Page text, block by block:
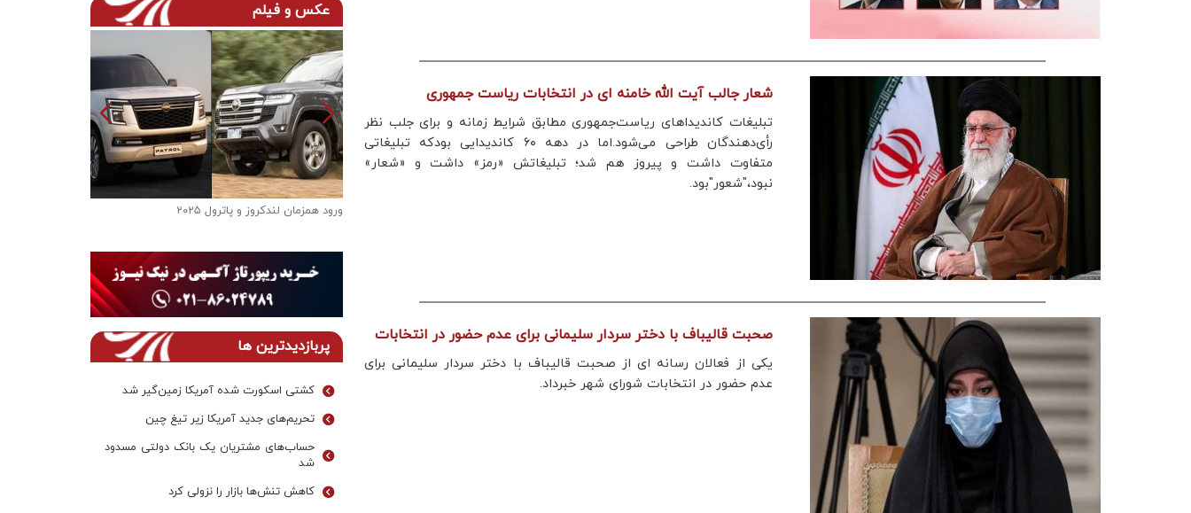
شعار جالب آیت الله خامنه ای در انتخابات ریاست جمهوری
تبلیغات کاندیداهای ریاست‌جمهوری مطابق شرایط زمانه و برای جلب نظر
رأی‌دهندگان طراحی می‌شود.اما در دهه ۶۰ کاندیدایی بودکه تبلیغاتی
متفاوت داشت و پیروز هم شد؛ تبلیغاتش «رمز» داشت و «شعار»
نبود،"شعور"بود.
صحبت قالیباف با دختر سردار سلیمانی برای عدم حضور در انتخابات
یکی از فعالان رسانه ای از صحبت قالیباف با دختر سردار سلیمانی برای
عدم حضور در انتخابات شورای شهر خبرداد.
عکس و فیلم
ورود همزمان لندکروز و پاترول ۲۰۲۵
پربازدیدترین ها
کشتی اسکورت شده آمریکا زمین‌گیر شد
تحریم‌های جدید آمریکا زیر تیغ چین
حساب‌های مشتریان یک بانک‌ دولتی مسدود
شد
کاهش تنش‌ها بازار را نزولی کرد